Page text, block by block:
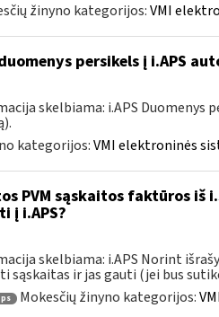
žinyno kategorijos:VMI
persikels į i.APS
skelbiama: i.APS
kategorijos:VMI elektroninės
PVM sąskaitos faktūros iš
į i.APS?
skelbiama: i.APS Norint
sąskaitas ir jas gauti (jei bus
Mokesčių žinyno kategorijos: